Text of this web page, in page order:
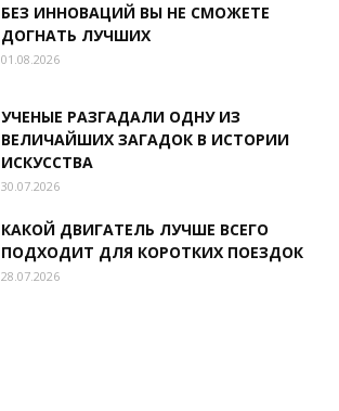
БЕЗ ИННОВАЦИЙ ВЫ НЕ СМОЖЕТЕ
ДОГНАТЬ ЛУЧШИХ
01.08.2026
УЧЕНЫЕ РАЗГАДАЛИ ОДНУ ИЗ
ВЕЛИЧАЙШИХ ЗАГАДОК В ИСТОРИИ
ИСКУССТВА
30.07.2026
КАКОЙ ДВИГАТЕЛЬ ЛУЧШЕ ВСЕГО
ПОДХОДИТ ДЛЯ КОРОТКИХ ПОЕЗДОК
28.07.2026